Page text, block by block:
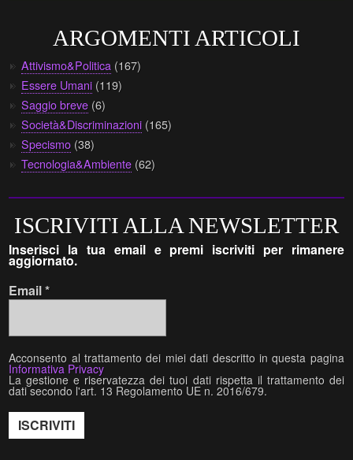
ARGOMENTI ARTICOLI
Attivismo&Politica (167)
Essere Umani (119)
Saggio breve (6)
Società&Discriminazioni (165)
Specismo (38)
Tecnologia&Ambiente (62)
ISCRIVITI ALLA NEWSLETTER
Inserisci la tua email e premi iscriviti per rimanere
aggiornato.
Email*
Acconsento al trattamento dei miei dati descritto in questa pagina
Informativa Privacy
La gestione e riservatezza dei tuoi dati rispetta il trattamento dei
dati secondo l'art. 13 Regolamento UE n. 2016/679.